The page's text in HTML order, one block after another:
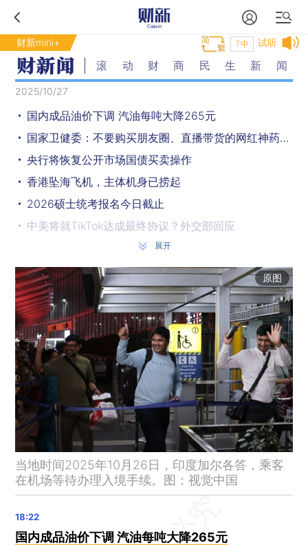
财新mini+ 试听
T中
滚动财商民生新闻
2025/10/27
国内成品油价下调 汽油每吨大降265元
国家卫健委：不要购买朋友圈、直播带货的网红神药、廉价药
央行将恢复公开市场国债买卖操作
香港坠海飞机，主体机身已捞起
2026硕士统考报名今日截止
中美将就TikTok达成最终协议？外交部回应
俄罗斯成功测试可携带核弹头巡航导弹，中方回应
登机阶段一旅客随身携带充电宝突然冒烟，西部航空致歉
外交部：台湾光复是抗战胜利的重要成果
外交部：菲方在海上蓄意侵权挑衅是导致局势紧张的根源
外交部回应中美经贸磋商：就解决各自关切的安排达成基本共识
外交部：中美元首之间保持着密切的沟通与交往
德国外长推迟访华，外交部回应
2架美军机在南海相继坠毁
自称“连滚带爬进飞机”，歌手郑智化吐槽深圳机场后为用词不当致歉
中央机关公开遴选和选调公务员
浙江台州一男子杀母骗保被判死刑
围绕“孕妇泰国坠崖”离婚案，最高法解读相关问题
虚构“首席女黑客”直播卖课，涉案企业被罚20万
展开
原图
当地时间2025年10月26日，印度加尔各答，乘客
在机场等待办理入境手续。图：视觉中国
国内成品油价下调 汽油每吨大降265元